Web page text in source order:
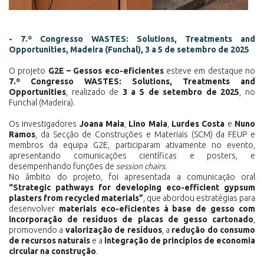
- 7.º Congresso WASTES: Solutions, Treatments and
Opportunities, Madeira (Funchal), 3 a 5 de setembro de 2025
O projeto G2E – Gessos eco-eficientesesteve em destaque no
7.º Congresso WASTES: Solutions, Treatments and
Opportunities, realizado de 3 a 5 de setembro de 2025, no
Funchal (Madeira).
Os investigadores Joana Maia, Lino Maia, Lurdes Costa e Nuno
Ramos, da Secção de Construções e Materiais (SCM) da FEUP e
membros da equipa G2E, participaram ativamente no evento,
apresentando comunicações científicas e posters, e
desempenhando funções de session chairs.
No âmbito do projeto, foi apresentada a comunicação oral
“Strategic pathways for developing eco-efficient gypsum
plasters from recycled materials”, que abordou estratégias para
desenvolver materiais eco-eficientes à base de gesso com
incorporação de resíduos de placas de gesso cartonado,
promovendo a valorização de resíduos, a redução do consumo
de recursos naturais e a integração de princípios de economia
circular na construção.